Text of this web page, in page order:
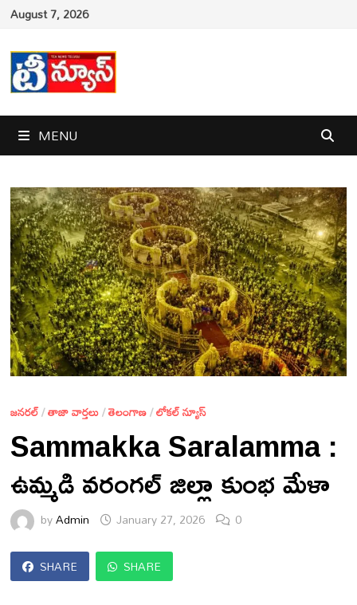
Skip
content
August 7, 2026
MENU
జనరల్/తాజా వార్తలు/తెలంగాణ/లోకల్ న్యూస్
Sammakka Saralamma :
ఉమ్మడి వరంగల్ జిల్లా కుంభ మేళా
byAdmin January 27, 2026 0
SHARE SHARE